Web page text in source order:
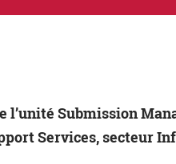
l’unité Submission
Services, secteur